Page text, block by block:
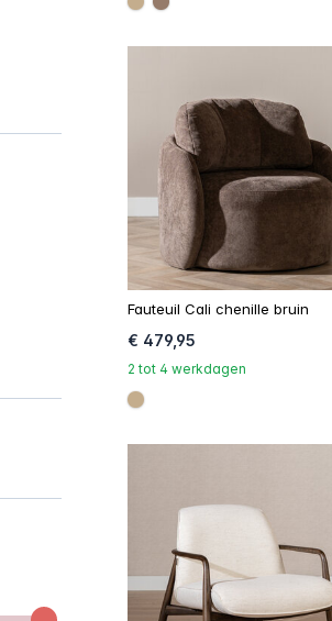
#c4ad8d
#967b6a
Fauteuil Cali chenille bruin
€ 479,95
2 tot 4 werkdagen
#c4ad8d